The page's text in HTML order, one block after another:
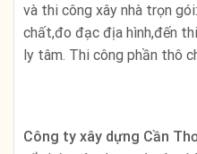
và thi công xây nhà trọn
chất,đo đạc địa hình,đến
ly tâm. Thi công phần thô
Công ty xây dựng Cần